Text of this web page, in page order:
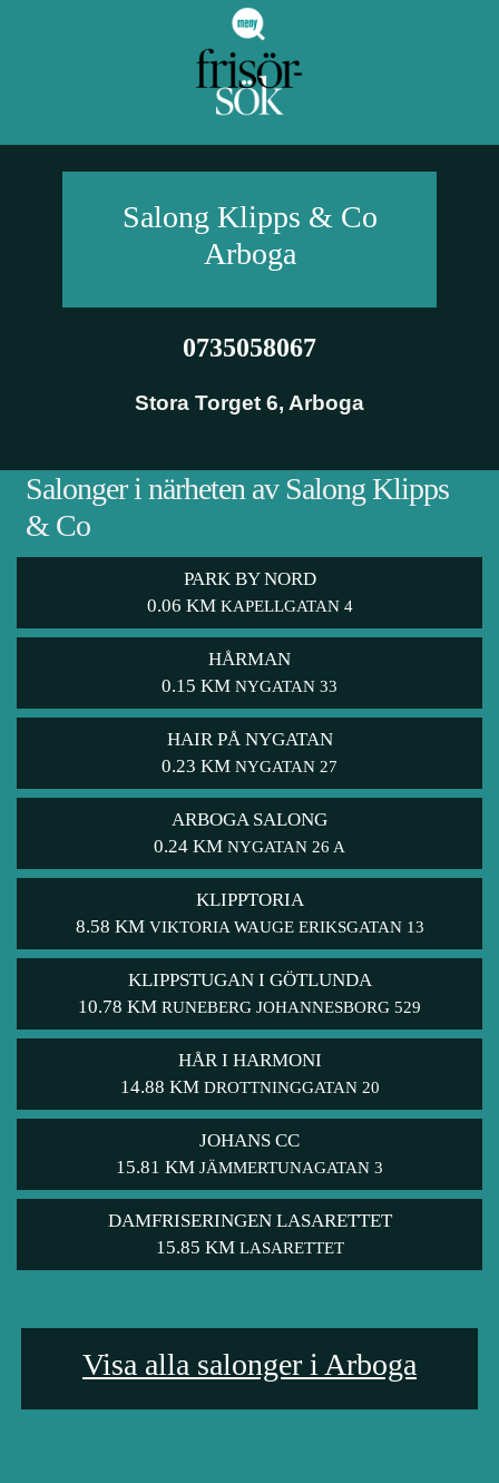
Salong Klipps & Co
Arboga
0735058067
Stora Torget 6, Arboga
Salonger i närheten av Salong Klipps
& Co
PARK BY NORD
0.06 KM KAPELLGATAN 4
HÅRMAN
0.15 KM NYGATAN 33
HAIR PÅ NYGATAN
0.23 KM NYGATAN 27
ARBOGA SALONG
0.24 KM NYGATAN 26 A
KLIPPTORIA
8.58 KM VIKTORIA WAUGE ERIKSGATAN 13
KLIPPSTUGAN I GÖTLUNDA
10.78 KM RUNEBERG JOHANNESBORG 529
HÅR I HARMONI
14.88 KM DROTTNINGGATAN 20
JOHANS CC
15.81 KM JÄMMERTUNAGATAN 3
DAMFRISERINGEN LASARETTET
15.85 KM LASARETTET
Visa alla salonger i Arboga